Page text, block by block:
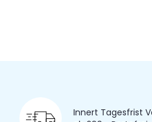
Innert Tagesfrist